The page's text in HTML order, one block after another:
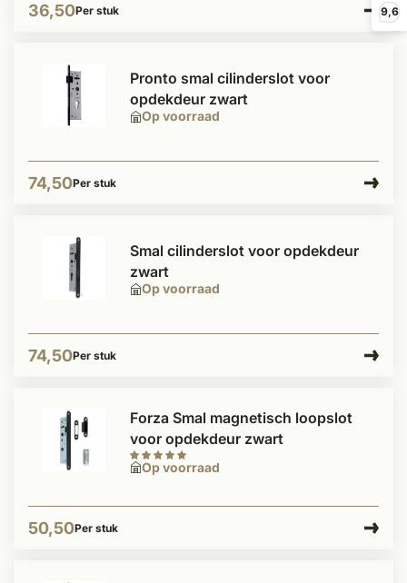
9,6
36,50Per stuk
Op voorraad
Pronto smal cilinderslot voor
opdekdeur zwart
74,50Per stuk
Op voorraad
Smal cilinderslot voor opdekdeur
zwart
74,50Per stuk
Op voorraad
Forza Smal magnetisch loopslot
voor opdekdeur zwart
50,50Per stuk